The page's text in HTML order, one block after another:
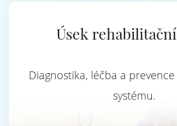
Úsek
Diagnostika, léčba a
systému.